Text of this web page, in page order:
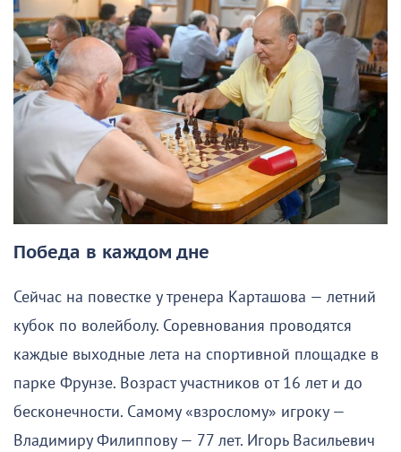
Победа в каждом дне
Сейчас на повестке у тренера Карташова — летний
кубок по волейболу. Соревнования проводятся
каждые выходные лета на спортивной площадке в
парке Фрунзе. Возраст участников от 16 лет и до
бесконечности. Самому «взрослому» игроку —
Владимиру Филиппову — 77 лет. Игорь Васильевич